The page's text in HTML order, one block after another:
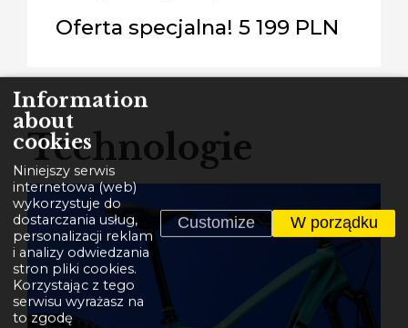
Oferta specjalna! 5 199 PLN
Technologie
Information
about
cookies
Niniejszy serwis
internetowa (web)
wykorzystuje do
dostarczania usług,
personalizacji reklam
i analizy odwiedzania
stron pliki cookies.
Korzystając z tego
serwisu wyrażasz na
to zgodę
Customize W porządku